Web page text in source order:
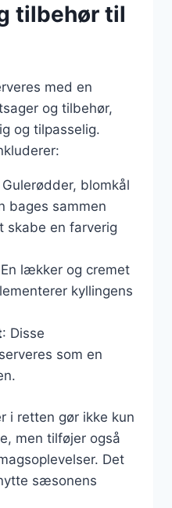
tilbehør til
med en
og tilbehør,
og tilpasselig.
blomkål
bages sammen
skabe en farverig
lækker og cremet
kyllingens
: Disse
som en
i retten gør ikke kun
men tilføjer også
Det
sæsonens